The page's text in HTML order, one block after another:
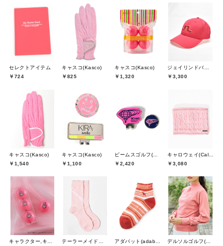
セレクトアイテム
￥724
キャスコ(Kasco)
￥825
キャスコ(Kasco)
￥1,320
￥3,300
キャスコ(Kasco)
￥1,540
キャスコ(Kasco)
￥1,100
￥2,420
￥3,080
キャラクター,キャスコ(Kasco)
テーラーメイドゴルフ(TaylorMade Golf)
アダバット(adabat)
デルソルゴルフ(DELSOL GOLF)